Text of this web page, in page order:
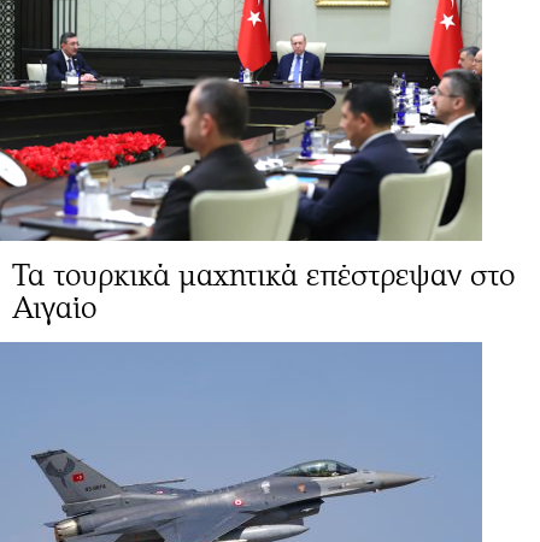
Τα τουρκικά μαχητικά επέστρεψαν στο
Αιγαίο